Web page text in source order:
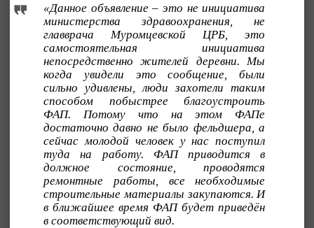
«Данное объявление – это не инициатива
министерства здравоохранения, не
главврача Муромцевской ЦРБ, это
самостоятельная инициатива
непосредственно жителей деревни. Мы
когда увидели это сообщение, были
сильно удивлены, люди захотели таким
способом побыстрее благоустроить
ФАП. Потому что на этом ФАПе
достаточно давно не было фельдшера, а
сейчас молодой человек у нас поступил
туда на работу. ФАП приводится в
должное состояние, проводятся
ремонтные работы, все необходимые
строительные материалы закупаются. И
в ближайшее время ФАП будет приведён
в соответствующий вид.